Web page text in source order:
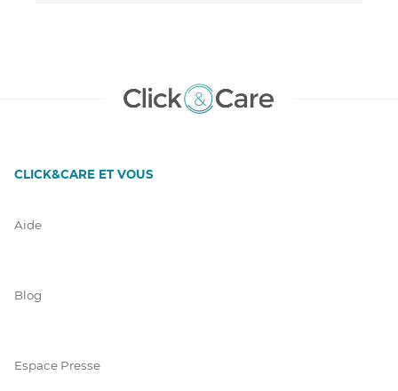
CLICK&CARE ET VOUS
Aide
Blog
Espace Presse